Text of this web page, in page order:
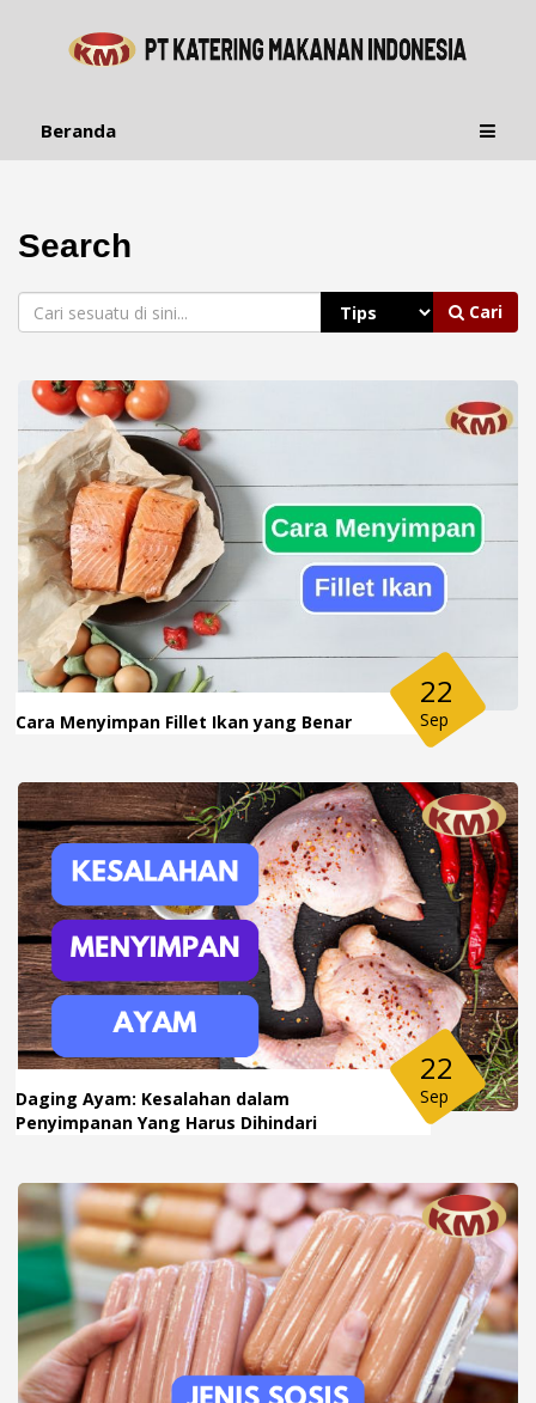
Beranda
Search
Cari
Cara Menyimpan Fillet Ikan yang Benar
22
Sep
Daging Ayam: Kesalahan dalam
Penyimpanan Yang Harus Dihindari
22
Sep